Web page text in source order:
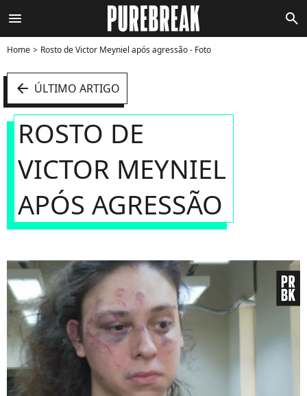
menu search
Home Rosto de Victor Meyniel após agressão - Foto
arrow_left ÚLTIMO ARTIGO
ROSTO DE
VICTOR MEYNIEL
APÓS AGRESSÃO